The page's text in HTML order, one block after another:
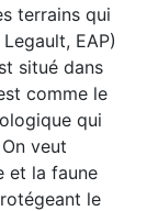
terrains qui
EAP)
situé dans
comme le
qui
veut
et la faune
le